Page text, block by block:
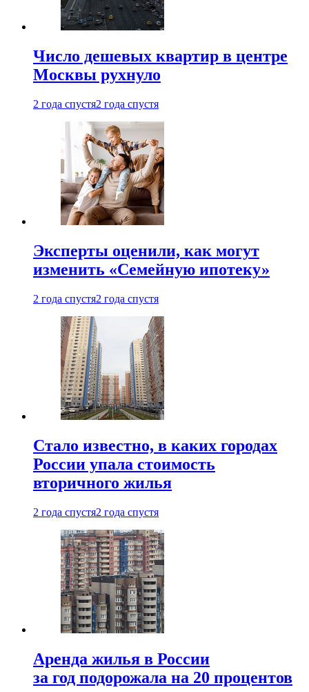
Число дешевых квартир в центре
Москвы рухнуло
2 года спустя2 года спустя
Эксперты оценили, как могут
изменить «Семейную ипотеку»
2 года спустя2 года спустя
Стало известно, в каких городах
России упала стоимость
вторичного жилья
2 года спустя2 года спустя
Аренда жилья в России
за год подорожала на 20 процентов